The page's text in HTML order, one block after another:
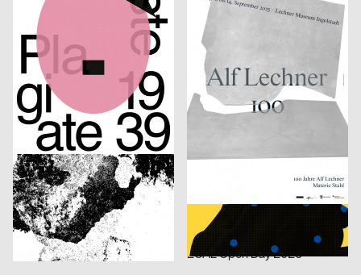
Double U
Alf Lechner 100 – Materie Stahl
Lukas Ruprecht D
2025
Bachelorprojekt „NEW FACES“
2025
ESAD Conference. Semantic Shapes
Onari Projects
2025
Confoederatio
Badesaison CH
2025
1. Mai 2025
Studio Speranza
2025
Elian Zeitel + Itakiry
From Letter to Gesture
Johnson / Kingston CH
2025
Fumetto Comic Festival 2025
2025
30 Jahre Haus Schwarzenberg
Samuel Weidmann CH
FÜR ALLE (statt wenige)
Benoît Brun
2025
ECAL Open Day 2025